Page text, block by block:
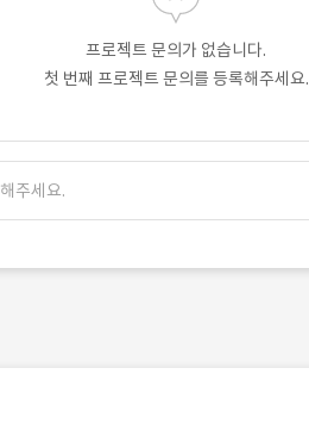
프로젝트 문의가 없습니다.
첫 번째 프로젝트 문의를 등록해주세요.
해주세요.